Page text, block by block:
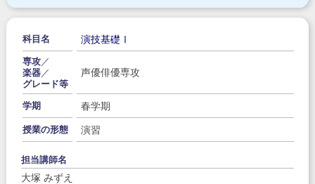
科目名 演技基礎Ⅰ
専攻／
楽器／
グレード等
声優俳優専攻
学期 春学期
授業の形態 演習
担当講師名
大塚 みずえ